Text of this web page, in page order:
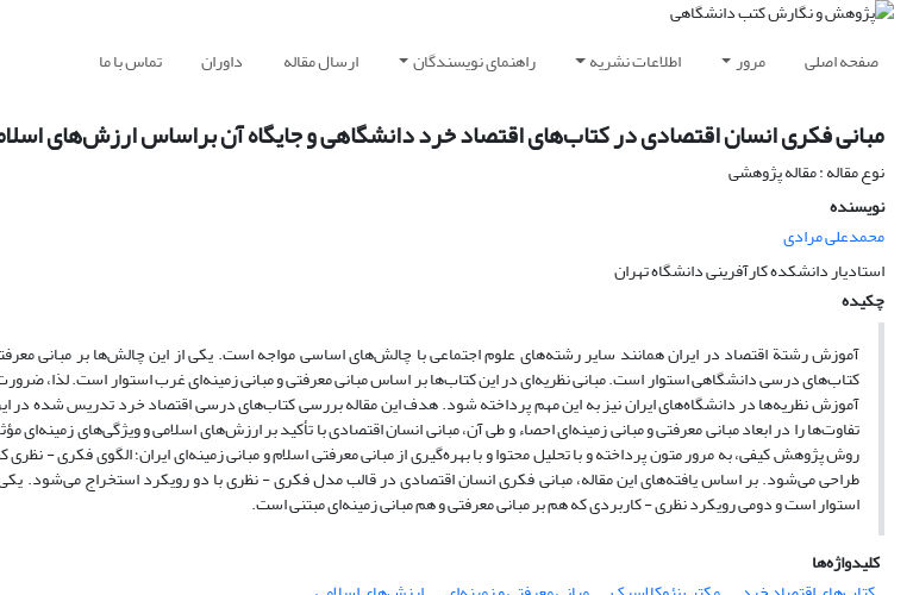
صفحه اصلی مرور اطلاعات نشریه راهنمای نویسندگان ارسال مقاله داوران تماس با ما
مبانی فکری انسان اقتصادی در کتاب‌های اقتصاد خرد دانشگاهی و جایگاه آن براساس ارزش‌های
نوع مقاله : مقاله پژوهشی
نویسنده
محمدعلی مرادی
استادیار دانشکده کارآفرینی دانشگاه تهران
چکیده
آموزش رشتة اقتصاد در ایران همانند سایر رشته‌های علوم اجتماعی با چالش‌های اساسی مواجه است. یکی از این چالش‌ها بر مبانی
کتاب‌های درسی دانشگاهی استوار است. مبانی نظریه‌ای در این کتاب‌ها بر اساس مبانی معرفتی و مبانی زمینه‌ای غرب استوار است. لذا،
آموزش نظریه‌ها در دانشگاه‌های ایران نیز به این مهم پرداخته شود. هدف این مقاله بررسی کتاب‌های درسی اقتصاد خرد تدریس شده در
تفاوت‌ها را در ابعاد مبانی معرفتی و مبانی زمینه‌ای احصاء و طی آن، مبانی انسان اقتصادی با تأکید بر ارزش‌های اسلامی و ویژگی‌های زمینه‌ای
روش پژوهش کیفی، به مرور متون پرداخته و با تحلیل محتوا و با بهره‌گیری از مبانی معرفتی اسلام و مبانی زمینه‌ای ایران؛ الگوی فکری -
طراحی می‌شود. بر اساس یافته‌های این مقاله، مبانی فکری انسان اقتصادی در قالب مدل فکری - نظری با دو رویکرد استخراج می‌شود.
استوار است و دومی رویکرد نظری - کاربردی که هم بر مبانی معرفتی و هم مبانی زمینه‌ای مبتنی است.
کلیدواژه‌ها